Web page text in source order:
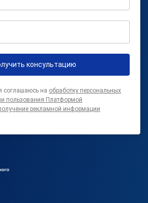
консультацию
соглашаюсь на обработку персональных
пользования Платформой
рекламной информации